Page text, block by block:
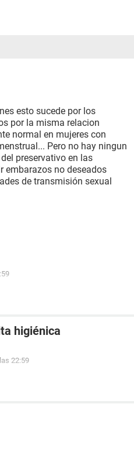
esto sucede por los
por la misma relacion
normal en mujeres con
Pero no hay ningun
preservativo en las
embarazos no deseados
de transmisión sexual
higiénica
22:59